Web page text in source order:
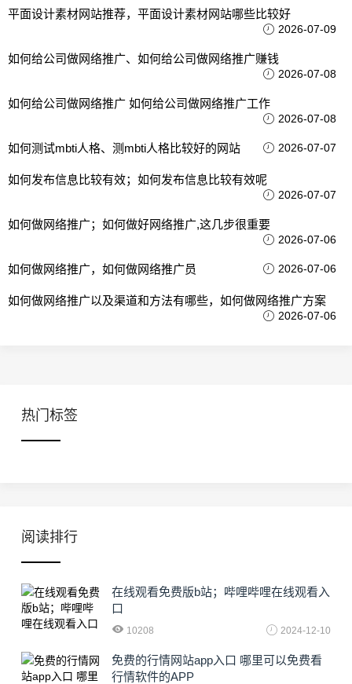
平面设计素材网站推荐，平面设计素材网站哪些比较好
2026-07-09
如何给公司做网络推广、如何给公司做网络推广赚钱
2026-07-08
如何给公司做网络推广 如何给公司做网络推广工作
2026-07-08
如何测试mbti人格、测mbti人格比较好的网站 2026-07-07
如何发布信息比较有效；如何发布信息比较有效呢
2026-07-07
如何做网络推广；如何做好网络推广,这几步很重要
2026-07-06
如何做网络推广，如何做网络推广员 2026-07-06
如何做网络推广以及渠道和方法有哪些，如何做网络推广方案
2026-07-06
热门标签
阅读排行
在线观看免费版b站；哔哩哔哩在线观看入
口
10208 2024-12-10
免费的行情网站app入口 哪里可以免费看
行情软件的APP